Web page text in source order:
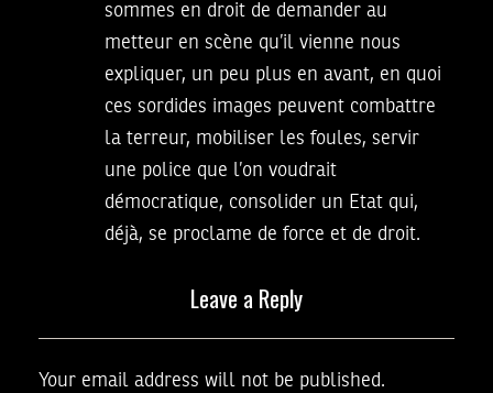
sommes en droit de demander au
metteur en scène qu’il vienne nous
expliquer, un peu plus en avant, en quoi
ces sordides images peuvent combattre
la terreur, mobiliser les foules, servir
une police que l’on voudrait
démocratique, consolider un Etat qui,
déjà, se proclame de force et de droit.
Leave a Reply
Your email address will not be published.